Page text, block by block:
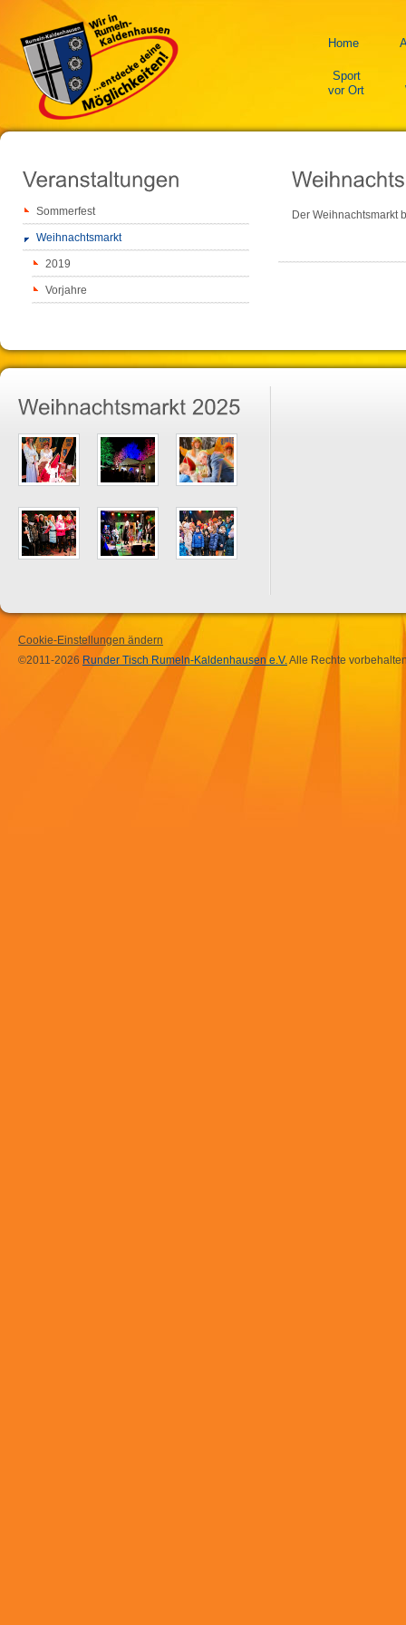
Home
Sport
vor Ort
Der Weihnachtsmarkt
Sommerfest
Weihnachtsmarkt
2019
Vorjahre
Cookie-Einstellungen ändern
©2011-2026 Runder Tisch Rumeln-Kaldenhausen e.V.Alle Rechte